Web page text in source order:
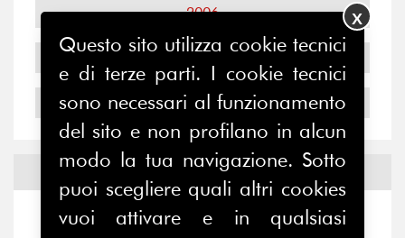
2006
2005
2004
Notizie edEventi
Notizie - Eventi
Questo sito utilizza cookie tecnici
e di terze parti. I cookie tecnici
sono necessari al funzionamento
del sito e non profilano in alcun
modo la tua navigazione. Sotto
puoi scegliere quali altri cookies
vuoi attivare e in qualsiasi
X